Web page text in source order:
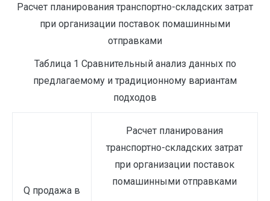
Расчет планирования транспортно-складских затрат
при организации поставок помашинными
отправками
Таблица 1 Сравнительный анализ данных по
предлагаемому и традиционному вариантам
подходов
Q продажа в
Расчет планирования
транспортно-складских затрат
при организации поставок
помашинными отправками